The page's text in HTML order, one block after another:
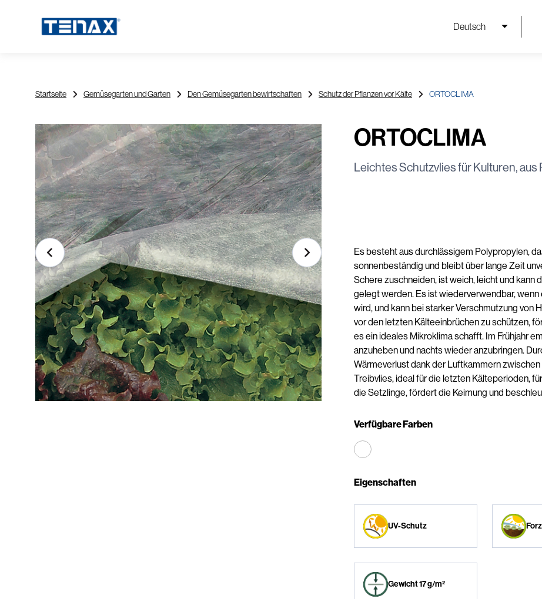
Deutsch
Startseite Gemüsegarten und Garten Den Gemüsegarten bewirtschaften Schutz der Pflanzen vor Kälte ORTOCLIMA
ORTOCLIMA
Leichtes Schutzvlies für Kulturen, aus
Es besteht aus durchlässigem Polypropylen,
sonnenbeständig und bleibt über lange Zeit
Schere zuschneiden, ist weich, leicht und
gelegt werden. Es ist wiederverwendbar,
wird, und kann bei starker Verschmutzung von
vor den letzten Kälteeinbrüchen zu schützen,
es ein ideales Mikroklima schafft. Im Frühjahr
anzuheben und nachts wieder anzubringen.
Wärmeverlust dank der Luftkammern
Treibvlies, ideal für die letzten Kälteperioden,
die Setzlinge, fördert die Keimung und
Verfügbare Farben
Eigenschaften
UV-Schutz
Gewicht 17 g/m²